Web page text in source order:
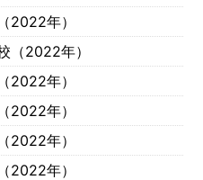
2022年）
（2022年）
2022年）
2022年）
2022年）
2022年）